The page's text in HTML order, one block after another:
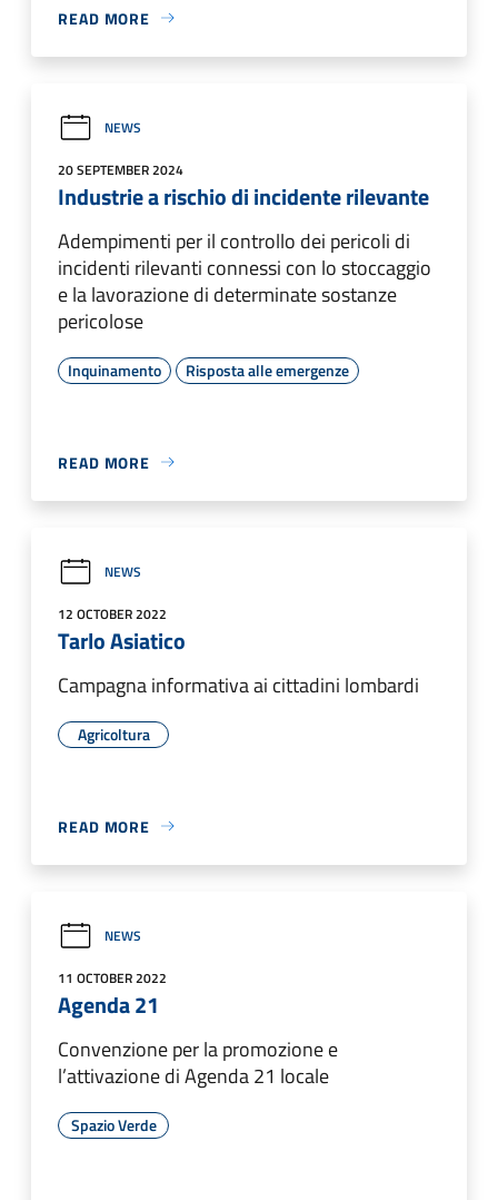
READ MORE
NEWS
20 SEPTEMBER 2024
Industrie a rischio di incidente rilevante
Adempimenti per il controllo dei pericoli di
incidenti rilevanti connessi con lo stoccaggio
e la lavorazione di determinate sostanze
pericolose
Inquinamento Risposta alle emergenze
READ MORE
NEWS
12 OCTOBER 2022
Tarlo Asiatico
Campagna informativa ai cittadini lombardi
Agricoltura
READ MORE
NEWS
11 OCTOBER 2022
Agenda 21
Convenzione per la promozione e
l’attivazione di Agenda 21 locale
Spazio Verde